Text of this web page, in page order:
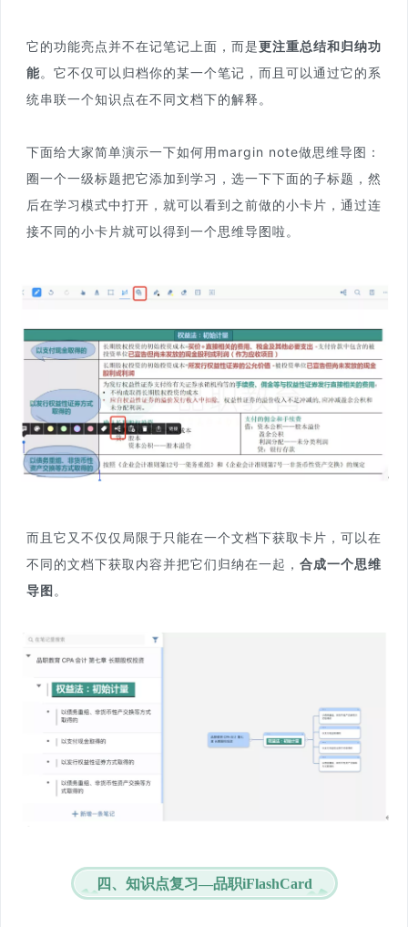
它的功能亮点并不在记笔记上面，而是更注重总结和归纳功
能。它不仅可以归档你的某一个笔记，而且可以通过它的系
统串联一个知识点在不同文档下的解释。
下面给大家简单演示一下如何用margin note做思维导图：
圈一个一级标题把它添加到学习，选一下下面的子标题，然
后在学习模式中打开，就可以看到之前做的小卡片，通过连
接不同的小卡片就可以得到一个思维导图啦。
而且它又不仅仅局限于只能在一个文档下获取卡片，可以在
不同的文档下获取内容并把它们归纳在一起， 合成一个思维
导图 。
四、知识点复习—品职iFlashCard